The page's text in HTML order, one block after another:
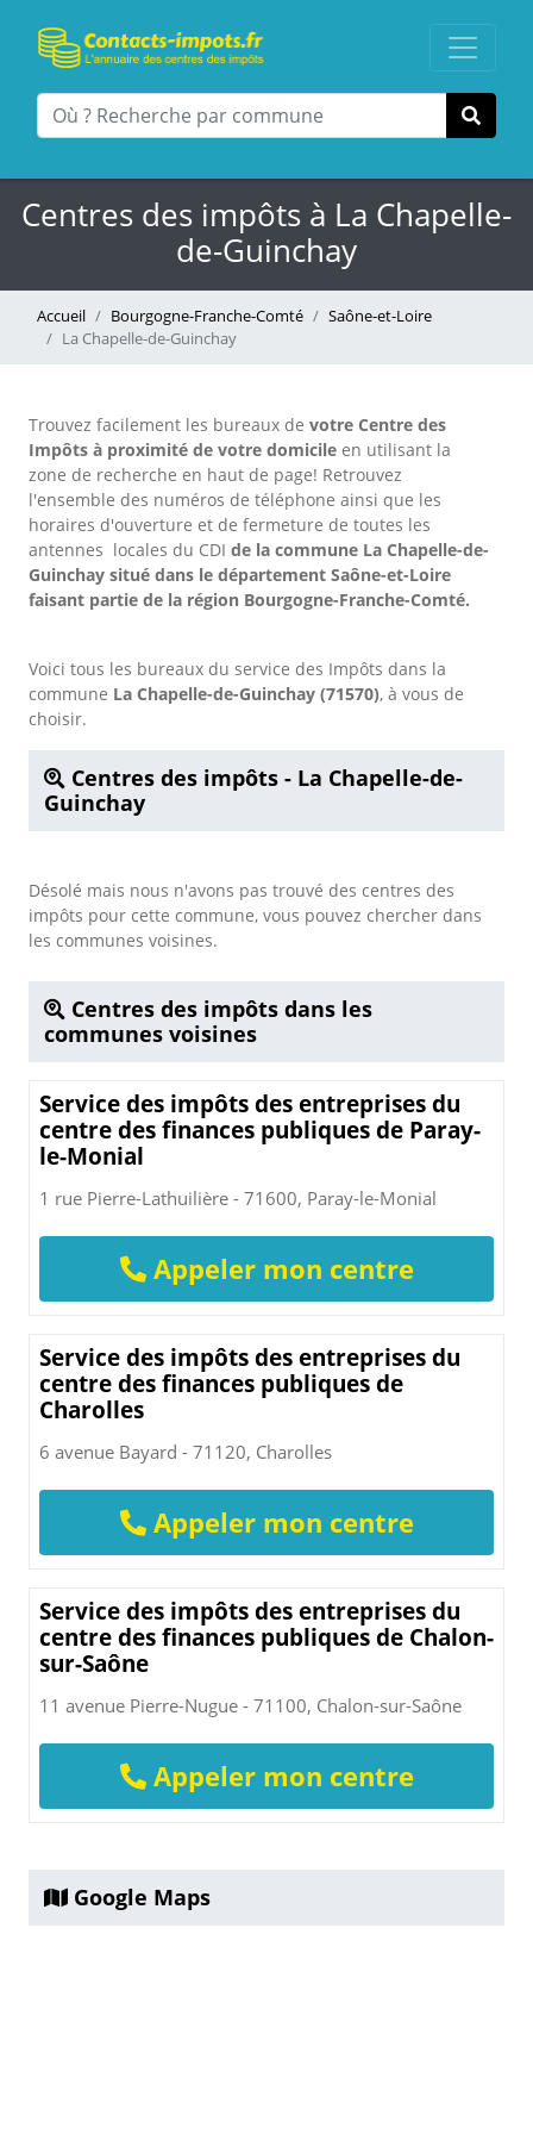
Centres des impôts à La Chapelle-
de-Guinchay
Accueil Bourgogne-Franche-Comté
Saône-et-Loire
La Chapelle-de-Guinchay
Trouvez facilement les bureaux de votre Centre des
Impôts à proximité de votre domicile en utilisant la
zone de recherche en haut de page! Retrouvez
l'ensemble des numéros de téléphone ainsi que les
horaires d'ouverture et de fermeture de toutes les
antennes locales du CDI de la commune La Chapelle-de-
Guinchay situé dans le département Saône-et-Loire
faisant partie de la région Bourgogne-Franche-Comté.
Voici tous les bureaux du service des Impôts dans la
commune La Chapelle-de-Guinchay (71570), à vous de
choisir.
Centres des impôts - La Chapelle-de-
Guinchay
Désolé mais nous n'avons pas trouvé des centres des
impôts pour cette commune, vous pouvez chercher dans
les communes voisines.
Centres des impôts dans les
communes voisines
Service des impôts des entreprises du
centre des finances publiques de Paray-
le-Monial
1 rue Pierre-Lathuilière - 71600, Paray-le-Monial
Appeler mon centre
Service des impôts des entreprises du
centre des finances publiques de
Charolles
6 avenue Bayard - 71120, Charolles
Appeler mon centre
Service des impôts des entreprises du
centre des finances publiques de Chalon-
sur-Saône
11 avenue Pierre-Nugue - 71100, Chalon-sur-Saône
Appeler mon centre
Google Maps